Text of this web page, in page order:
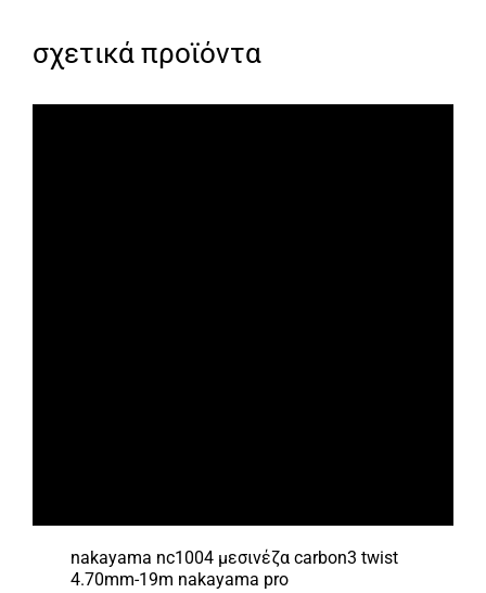
σχετικά προϊόντα
nakayama nc1004 μεσινέζα carbon3 twist
4.70mm-19m nakayama pro